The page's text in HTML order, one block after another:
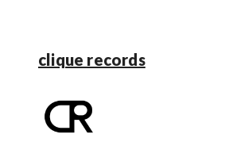
clique records